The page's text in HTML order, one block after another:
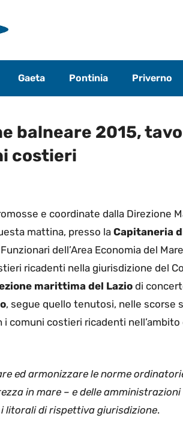
Gaeta Pontinia Priverno
balneare 2015,
costieri
e coordinate dalla Direzione
mattina, presso laCapitaneria
dell’Area Economia del
ricadenti nella giurisdizione del
marittima del Lazio di
, segue quello tenutosi, nelle scorse
i comuni costieri ricadenti
ed armonizzare le norme
in mare – e delle
litorali di rispettiva giurisdizione.